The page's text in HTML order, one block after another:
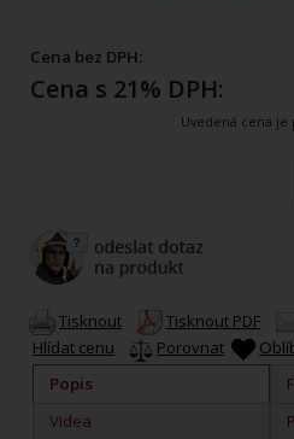
Cena bez DPH:
Cena s 21% DPH:
Uvedená cena je
Tisknout Tisknout PDF
Hlídat cenu
Porovnat
Popis
Videa